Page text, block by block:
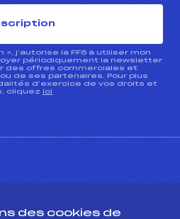
j’autorise la FFS à utiliser mon
périodiquement la newsletter
des offres commerciales et
de ses partenaires. Pour plus
d’exercice de vos droits et
cliquez ici
des cookies de